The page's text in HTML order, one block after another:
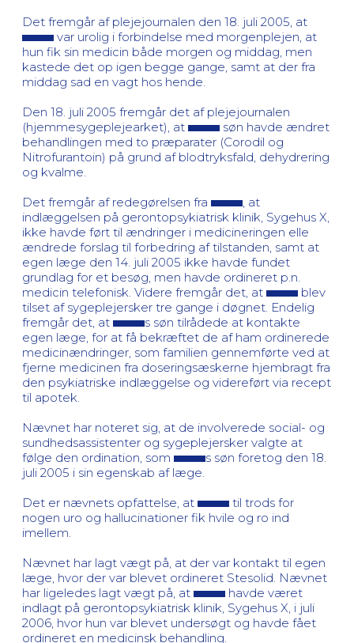
Det fremgår af plejejournalen den 18. juli 2005, at
var urolig i forbindelse med morgenplejen, at
hun fik sin medicin både morgen og middag, men
kastede det op igen begge gange, samt at der fra
middag sad en vagt hos hende.
Den 18. juli 2005 fremgår det af plejejournalen
(hjemmesygeplejearket), at
søn havde ændret
behandlingen med to præparater (Corodil og
Nitrofurantoin) på grund af blodtryksfald, dehydrering
og kvalme.
Det fremgår af redegørelsen fra
, at
indlæggelsen på gerontopsykiatrisk klinik, Sygehus X,
ikke havde ført til ændringer i medicineringen elle
ændrede forslag til forbedring af tilstanden, samt at
egen læge den 14. juli 2005 ikke havde fundet
grundlag for et besøg, men havde ordineret p.n.
medicin telefonisk. Videre fremgår det, at
blev
tilset af sygeplejersker tre gange i døgnet. Endelig
fremgår det, at
s søn tilrådede at kontakte
egen læge, for at få bekræftet de af ham ordinerede
medicinændringer, som familien gennemførte ved at
fjerne medicinen fra doseringsæskerne hjembragt fra
den psykiatriske indlæggelse og videreført via recept
til apotek.
Nævnet har noteret sig, at de involverede social- og
sundhedsassistenter og sygeplejersker valgte at
følge den ordination, som
s søn foretog den 18.
juli 2005 i sin egenskab af læge.
Det er nævnets opfattelse, at
til trods for
nogen uro og hallucinationer fik hvile og ro ind
imellem.
Nævnet har lagt vægt på, at der var kontakt til egen
læge, hvor der var blevet ordineret Stesolid. Nævnet
har ligeledes lagt vægt på, at
havde været
indlagt på gerontopsykiatrisk klinik, Sygehus X, i juli
2006, hvor hun var blevet undersøgt og havde fået
ordineret en medicinsk behandling.